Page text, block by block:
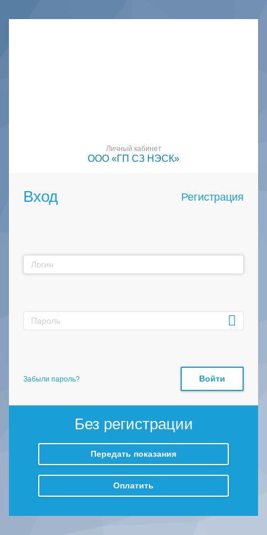
Личный кабинет
ООО «ГП СЗ НЭСК»
Вход Регистрация
Забыли пароль? Войти
Без регистрации
Передать показания
Оплатить